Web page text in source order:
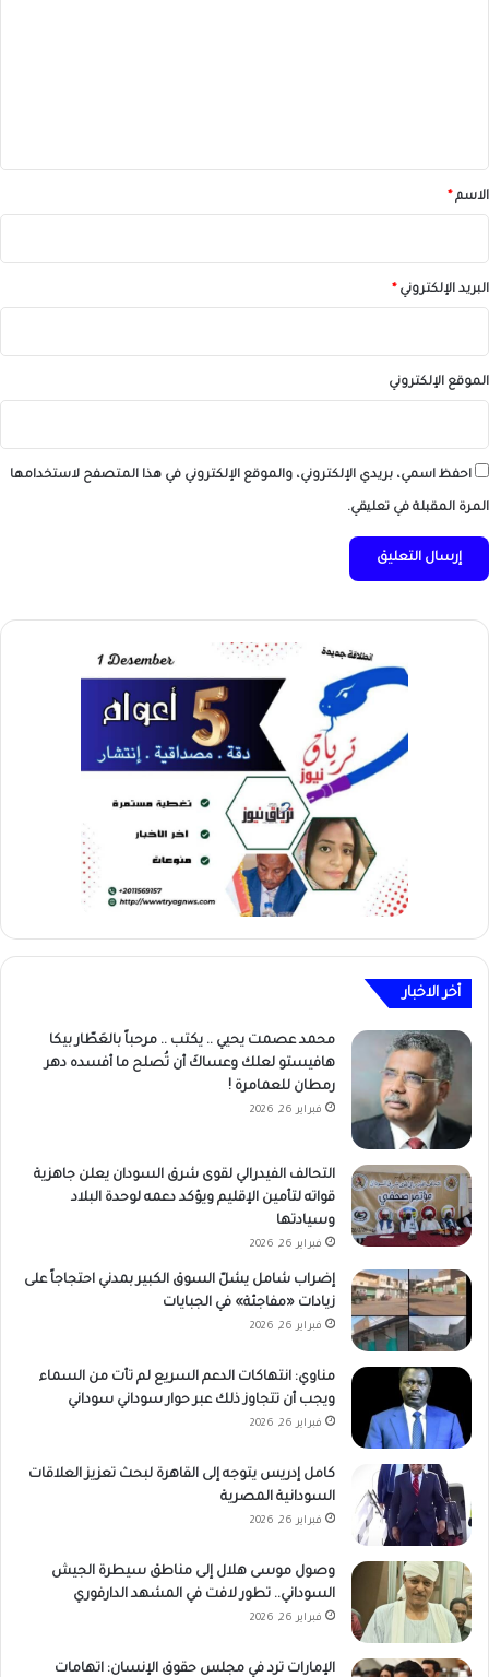
*الاسم*
البريد الإلكتروني*
الموقع الإلكتروني
احفظ اسمي، بريدي الإلكتروني، والموقع الإلكتروني في هذا المتصفح لاستخدامها
المرة المقبلة في تعليقي.
أخر الاخبار
محمد عصمت يحيي .. يكتب .. مرحباً بالعَطّار بيكا
هافيستو لعلك وعساكَ أن تُصلح ما أفسده دهر
رمطان للعمامرة !
فبراير 26, 2026
التحالف الفيدرالي لقوى شرق السودان يعلن جاهزية
قواته لتأمين الإقليم ويؤكد دعمه لوحدة البلاد
وسيادتها
فبراير 26, 2026
إضراب شامل يشلّ السوق الكبير بمدني احتجاجاً على
زيادات «مفاجئة» في الجبايات
فبراير 26, 2026
مناوي: انتهاكات الدعم السريع لم تأت من السماء
ويجب أن تتجاوز ذلك عبر حوار سوداني سوداني
فبراير 26, 2026
كامل إدريس يتوجه إلى القاهرة لبحث تعزيز العلاقات
السودانية المصرية
فبراير 26, 2026
وصول موسى هلال إلى مناطق سيطرة الجيش
السوداني.. تطور لافت في المشهد الدارفوري
فبراير 26, 2026
الإمارات ترد في مجلس حقوق الإنسان: اتهامات